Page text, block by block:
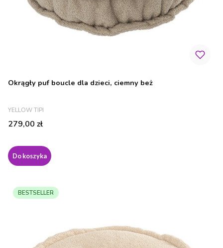
Okrągły puf boucle dla dzieci, ciemny beż
PRODUCENT
YELLOW TIPI
Cena
279,00 zł
Do koszyka
BESTSELLER